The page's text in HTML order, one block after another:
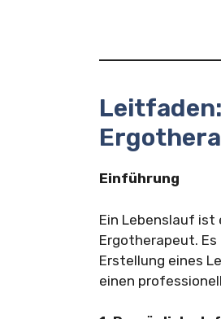
Einführung
Ein Lebenslauf ist
Ergotherapeut.
Erstellung eines
einen